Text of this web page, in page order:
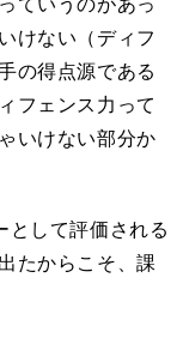
けない（ディフ
の得点源である
フェンス力って
いけない部分か
して評価される
たからこそ、課